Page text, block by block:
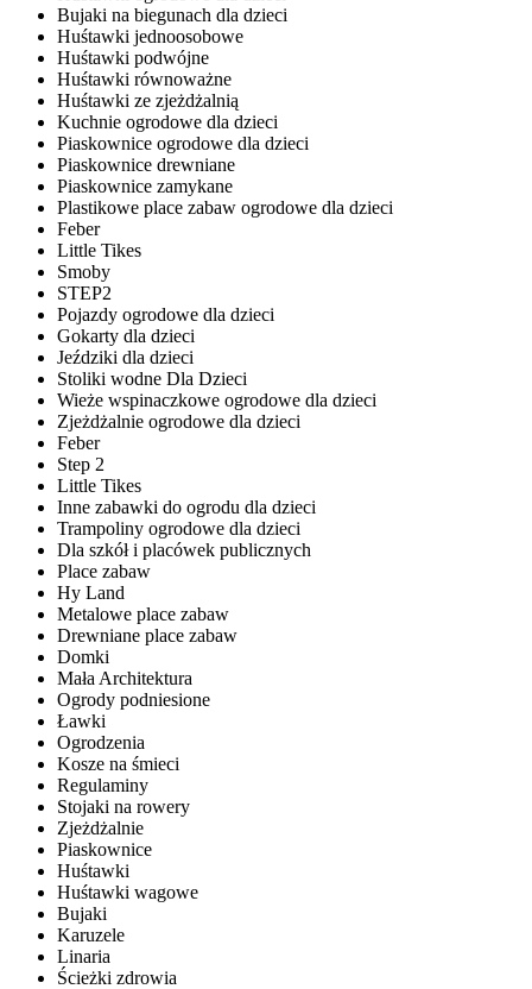
Bujaki na biegunach dla dzieci
Huśtawki jednoosobowe
Huśtawki podwójne
Huśtawki równoważne
Huśtawki ze zjeżdżalnią
Kuchnie ogrodowe dla dzieci
Piaskownice ogrodowe dla dzieci
Piaskownice drewniane
Piaskownice zamykane
Plastikowe place zabaw ogrodowe dla dzieci
Feber
Little Tikes
Smoby
STEP2
Pojazdy ogrodowe dla dzieci
Gokarty dla dzieci
Jeździki dla dzieci
Stoliki wodne Dla Dzieci
Wieże wspinaczkowe ogrodowe dla dzieci
Zjeżdżalnie ogrodowe dla dzieci
Feber
Step 2
Little Tikes
Inne zabawki do ogrodu dla dzieci
Trampoliny ogrodowe dla dzieci
Dla szkół i placówek publicznych
Place zabaw
Hy Land
Metalowe place zabaw
Drewniane place zabaw
Domki
Mała Architektura
Ogrody podniesione
Ławki
Ogrodzenia
Kosze na śmieci
Regulaminy
Stojaki na rowery
Zjeżdżalnie
Piaskownice
Huśtawki
Huśtawki wagowe
Bujaki
Karuzele
Linaria
Ścieżki zdrowia